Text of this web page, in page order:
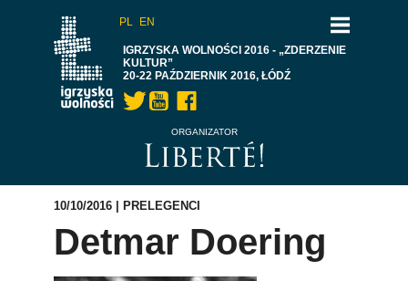
PL EN
IGRZYSKA WOLNOŚCI 2016 - „ZDERZENIE
KULTUR”
20-22 PAŹDZIERNIK 2016, ŁÓDŹ
ORGANIZATOR
10/10/2016 | PRELEGENCI
Detmar Doering